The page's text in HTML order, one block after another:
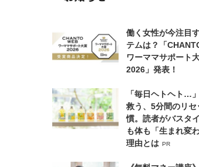
働く女性が今注目
テムは？「
ワーママサポート
2026」発表！
「毎日ヘトヘト…
救う、5分間のリセ
慣。読者がバスタ
も体も「生まれ変
理由とは PR